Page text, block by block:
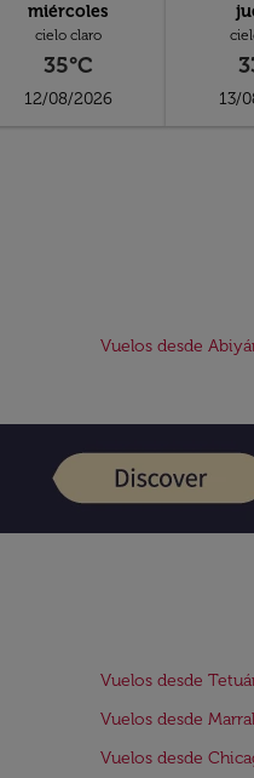
miércoles
cielo claro
35°C
12/08/2026 13/
Vuelos desde
Vuelos desde
Vuelos desde
Vuelos desde